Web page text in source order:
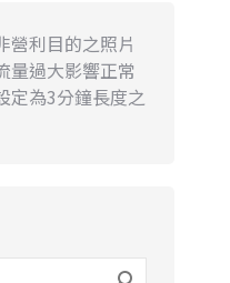
營利目的之照片
量過大影響正常
定為3分鐘長度之